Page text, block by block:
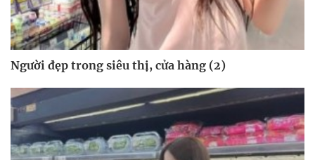
Người đẹp trong siêu thị, cửa hàng (2)